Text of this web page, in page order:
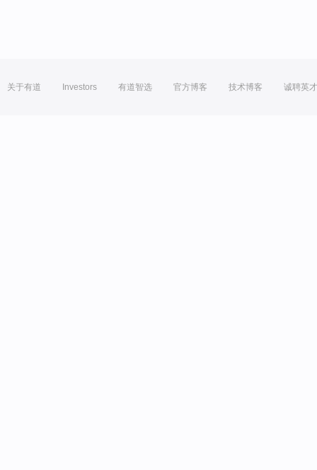
关于有道 Investors 有道智选 官方博客 技术博客 诚聘英才